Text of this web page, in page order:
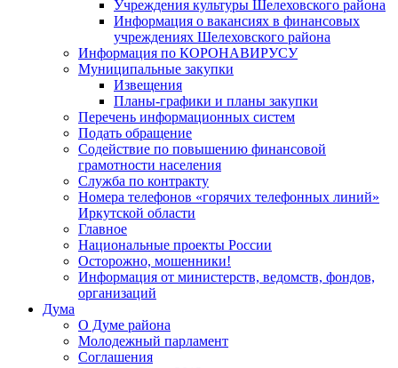
Учреждения культуры Шелеховского района
Информация о вакансиях в финансовых
учреждениях Шелеховского района
Информация по КОРОНАВИРУСУ
Муниципальные закупки
Извещения
Планы-графики и планы закупки
Перечень информационных систем
Подать обращение
Содействие по повышению финансовой
грамотности населения
Служба по контракту
Номера телефонов «горячих телефонных линий»
Иркутской области
Главное
Национальные проекты России
Осторожно, мошенники!
Информация от министерств, ведомств, фондов,
организаций
Дума
О Думе района
Молодежный парламент
Соглашения